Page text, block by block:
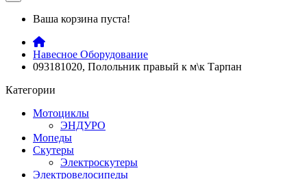
Ваша корзина пуста!
Навесное Оборудование
093181020, Полольник правый к м\к Тарпан
Категории
Мотоциклы
ЭНДУРО
Мопеды
Скутеры
Электроскутеры
Электровелосипеды